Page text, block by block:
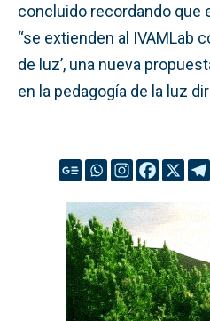
concluido recordando que
“se extienden al IVAMLab
de luz’, una nueva
en la pedagogía de la luz